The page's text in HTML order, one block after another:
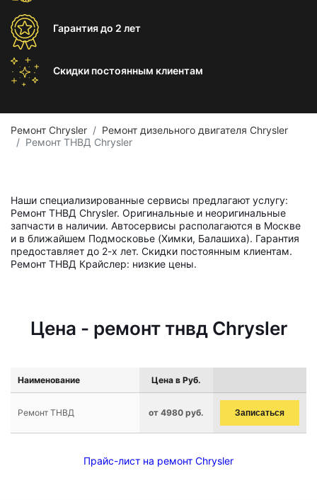
Гарантиядо 2 лет
Скидки постоянным клиентам
Ремонт Chrysler
Ремонт дизельного двигателя Chrysler
Ремонт ТНВД Chrysler
Наши специализированные сервисы предлагают услугу:
Ремонт ТНВД Chrysler. Оригинальные и неоригинальные
запчасти в наличии. Автосервисы располагаются в Москве
и в ближайшем Подмосковье (Химки, Балашиха). Гарантия
предоставляет до 2-х лет. Скидки постоянным клиентам.
Ремонт ТНВД Крайслер: низкие цены.
Цена - ремонт тнвд Chrysler
Наименование Цена в Руб.
Ремонт ТНВД от 4980 руб. Записаться
Прайс-лист на ремонт Chrysler